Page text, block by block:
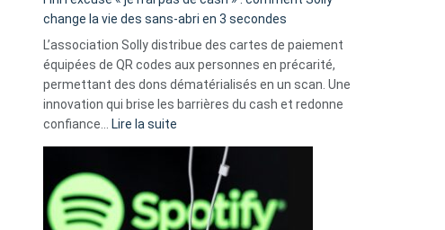
change la vie des sans-abri en 3 secondes
L’association Solly distribue des cartes de paiement
équipées de QR codes aux personnes en précarité,
permettant des dons dématérialisés en un scan. Une
innovation qui brise les barrières du cash et redonne
confiance…
Lire la suite
l’excuse
je
n’ai